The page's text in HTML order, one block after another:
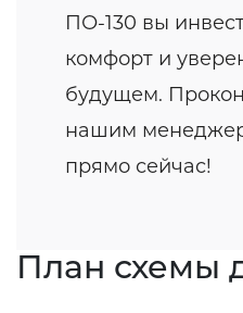
ПО-130 вы
комфорт и
будущем.
нашим
прямо сейчас!
План схемы